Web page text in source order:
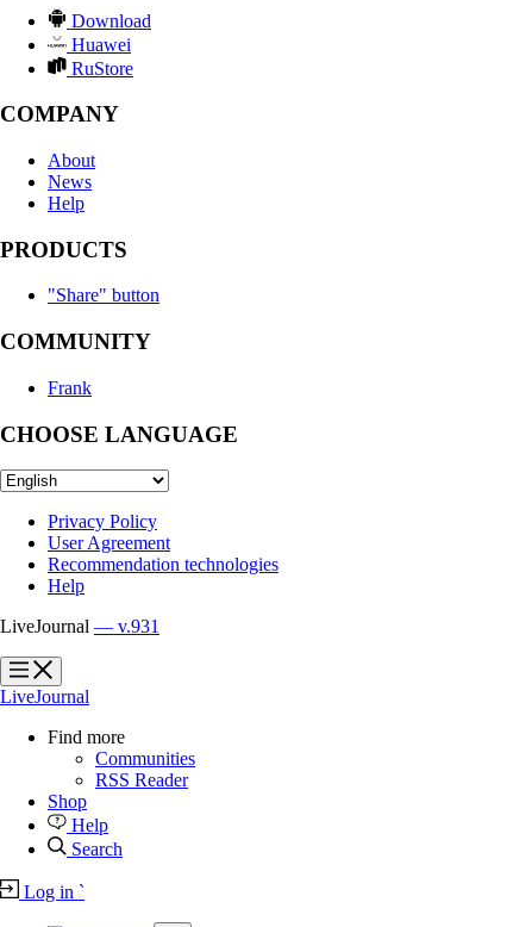
Download
Huawei
RuStore
COMPANY
About
News
Help
PRODUCTS
"Share" button
COMMUNITY
Frank
CHOOSE LANGUAGE
Privacy Policy
User Agreement
Recommendation technologies
Help
LiveJournal — v.931
?
?
LiveJournal
Find more
Communities
RSS Reader
Shop
Help
Search
Log in `